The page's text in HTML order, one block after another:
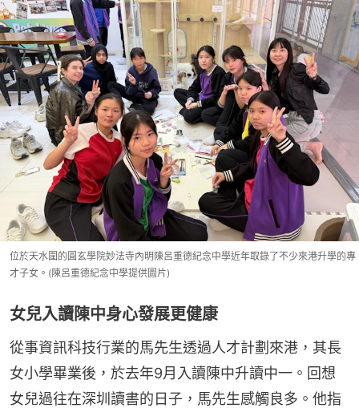
位於天水圍的圓玄學院妙法寺內明陳呂重德紀念中學近年取錄了不少來港升學的專
才子女。(陳呂重德紀念中學提供圖片)
女兒入讀陳中身心發展更健康
從事資訊科技行業的馬先生透過人才計劃來港，其長
女小學畢業後，於去年9月入讀陳中升讀中一。回想
女兒過往在深圳讀書的日子，馬先生感觸良多。他指